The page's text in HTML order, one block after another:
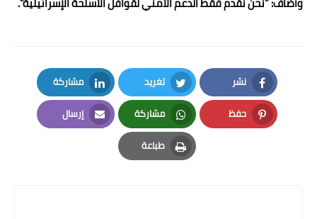
نشر
Facebook
تغريد
Twitter
مشاركة
LinkedIn
حفظ
Pinterest
مشاركة
Whatsapp
إرسال
Email
طباعة
Print